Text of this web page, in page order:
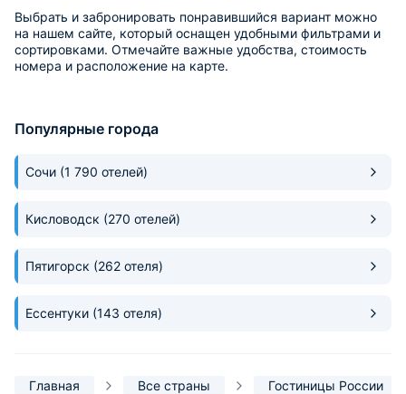
Выбрать и забронировать понравившийся вариант можно
на нашем сайте, который оснащен удобными фильтрами и
сортировками. Отмечайте важные удобства, стоимость
номера и расположение на карте.
Популярные города
Сочи (1 790 отелей)
Кисловодск (270 отелей)
Пятигорск (262 отеля)
Ессентуки (143 отеля)
Главная Все страны Гостиницы России